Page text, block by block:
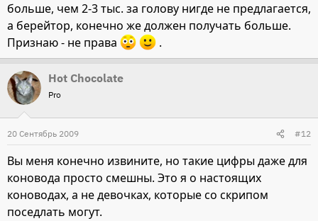
больше, чем 2-3 тыс. за голову нигде не предлагается,
а берейтор, конечно же должен получать больше.
Признаю - не права
.
Hot Chocolate
Pro
20 Сентябрь 2009 #12
Вы меня конечно извините, но такие цифры даже для
коновода просто смешны. Это я о настоящих
коноводах, а не девочках, которые со скрипом
поседлать могут.